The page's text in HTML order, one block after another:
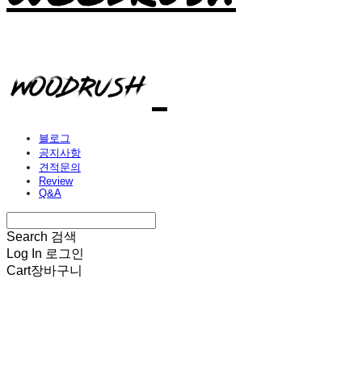
블로그
공지사항
견적문의
Review
Q&A
Search 검색
Log In 로그인
Cart장바구니